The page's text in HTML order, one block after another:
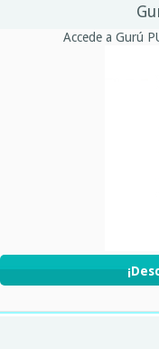
Accede a Gurú